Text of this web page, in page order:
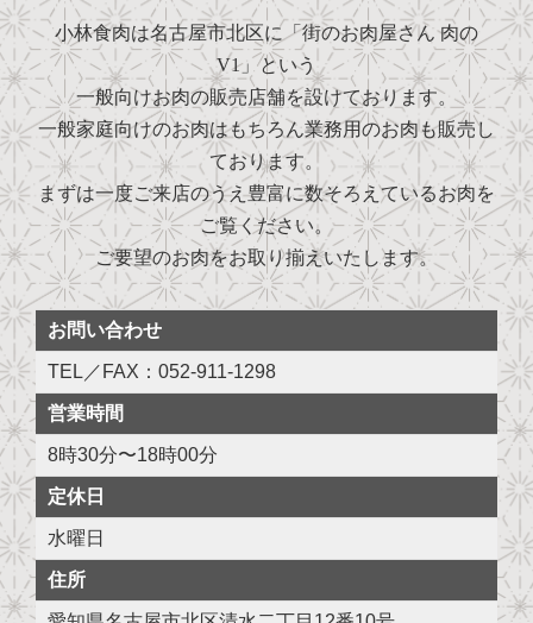
小林食肉は名古屋市北区に「街のお肉屋さん 肉の
V1」という
一般向けお肉の販売店舗を設けております。
一般家庭向けのお肉はもちろん業務用のお肉も販売し
ております。
まずは一度ご来店のうえ豊富に数そろえているお肉を
ご覧ください。
ご要望のお肉をお取り揃えいたします。
お問い合わせ
TEL／FAX：052-911-1298
営業時間
8時30分〜18時00分
定休日
水曜日
住所